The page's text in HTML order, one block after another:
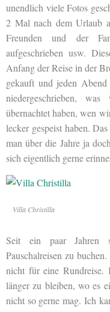
unendlich viele Fotos
2 Mal nach dem Urlaub
Freunden und der
aufgeschrieben usw.
Anfang der Reise in der
gekauft und jeden Abend
niedergeschrieben,
übernachtet haben, wen
lecker gespeist haben.
man über die Jahre ja
sich eigentlich gerne
Villa Christilla
Seit ein paar Jahren
Pauschalreisen zu
nicht für eine Rundreise.
länger zu bleiben, wo es
nicht so gerne mag. Ich